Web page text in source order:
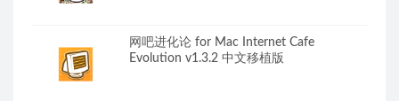
网吧进化论 for Mac Internet Cafe
Evolution v1.3.2 中文移植版